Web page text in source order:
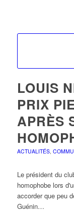
LOUIS
PRIX
APRÈS
ACTUALITÉS,
Le président du
homophobe lors
accorder que peu
Guénin…